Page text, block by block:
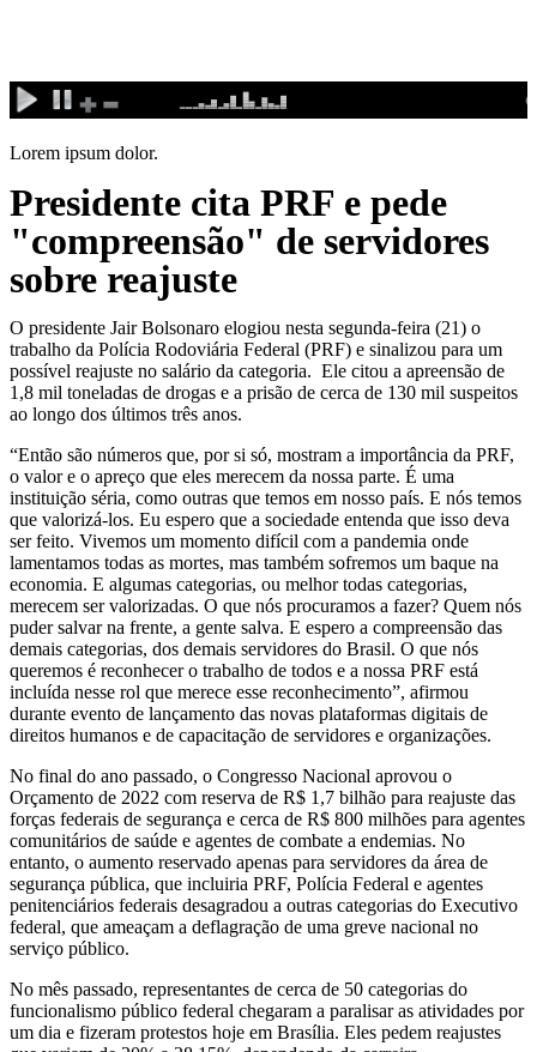
conteúdo
Lorem ipsum dolor.
Presidente cita PRF e pede
"compreensão" de servidores
sobre reajuste
O presidente Jair Bolsonaro elogiou nesta segunda-feira (21) o
trabalho da Polícia Rodoviária Federal (PRF) e sinalizou para um
possível reajuste no salário da categoria. Ele citou a apreensão de
1,8 mil toneladas de drogas e a prisão de cerca de 130 mil suspeitos
ao longo dos últimos três anos.
“Então são números que, por si só, mostram a importância da PRF,
o valor e o apreço que eles merecem da nossa parte. É uma
instituição séria, como outras que temos em nosso país. E nós temos
que valorizá-los. Eu espero que a sociedade entenda que isso deva
ser feito. Vivemos um momento difícil com a pandemia onde
lamentamos todas as mortes, mas também sofremos um baque na
economia. E algumas categorias, ou melhor todas categorias,
merecem ser valorizadas. O que nós procuramos a fazer? Quem nós
puder salvar na frente, a gente salva. E espero a compreensão das
demais categorias, dos demais servidores do Brasil. O que nós
queremos é reconhecer o trabalho de todos e a nossa PRF está
incluída nesse rol que merece esse reconhecimento”, afirmou
durante evento de lançamento das novas plataformas digitais de
direitos humanos e de capacitação de servidores e organizações.
No final do ano passado, o Congresso Nacional aprovou o
Orçamento de 2022 com reserva de R$ 1,7 bilhão para reajuste das
forças federais de segurança e cerca de R$ 800 milhões para agentes
comunitários de saúde e agentes de combate a endemias. No
entanto, o aumento reservado apenas para servidores da área de
segurança pública, que incluiria PRF, Polícia Federal e agentes
penitenciários federais desagradou a outras categorias do Executivo
federal, que ameaçam a deflagração de uma greve nacional no
serviço público.
No mês passado, representantes de cerca de 50 categorias do
funcionalismo público federal chegaram a paralisar as atividades por
um dia e fizeram protestos hoje em Brasília. Eles pedem reajustes